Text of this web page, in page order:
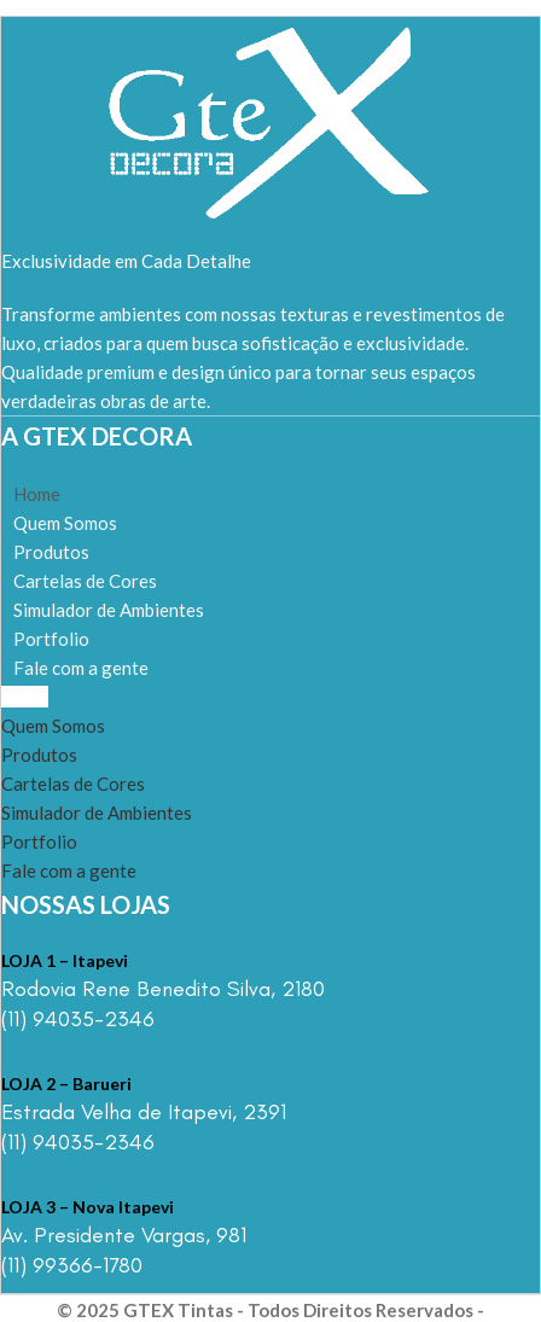
Exclusividade em Cada Detalhe
Transforme ambientes com nossas texturas e revestimentos de
luxo, criados para quem busca sofisticação e exclusividade.
Qualidade premium e design único para tornar seus espaços
verdadeiras obras de arte.
A GTEX DECORA
Home
Quem Somos
Produtos
Cartelas de Cores
Simulador de Ambientes
Portfolio
Fale com a gente
Quem Somos
Produtos
Cartelas de Cores
Simulador de Ambientes
Portfolio
Fale com a gente
NOSSAS LOJAS
LOJA 1 – Itapevi
Rodovia Rene Benedito Silva, 2180
(11) 94035-2346
LOJA 2 – Barueri
Estrada Velha de Itapevi, 2391
(11) 94035-2346
LOJA 3 – Nova Itapevi
Av. Presidente Vargas, 981
(11) 99366-1780
© 2025 GTEX Tintas - Todos Direitos Reservados -